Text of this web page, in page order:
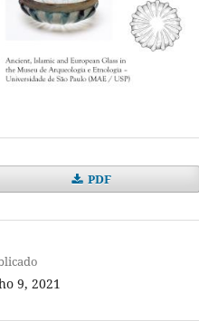
PDF
9, 2021